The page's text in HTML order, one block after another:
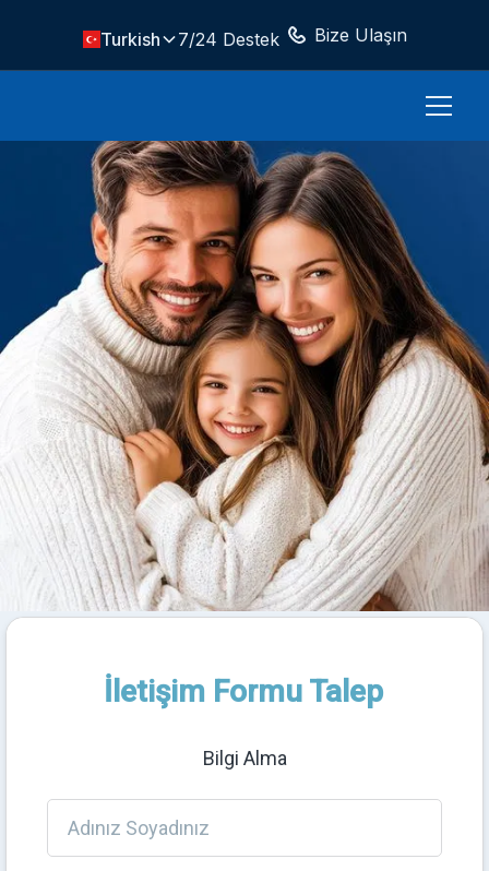
Turkish 7/24 Destek Bize Ulaşın